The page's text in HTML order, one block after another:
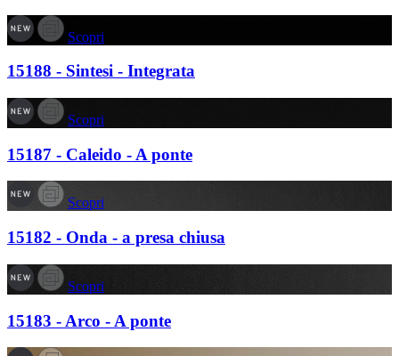
Scopri
15188 - Sintesi - Integrata
Scopri
15187 - Caleido - A ponte
Scopri
15182 - Onda - a presa chiusa
Scopri
15183 - Arco - A ponte